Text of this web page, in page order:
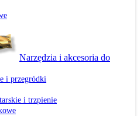
Narzędzia i akcesoria do
i przegródki
i trzpienie